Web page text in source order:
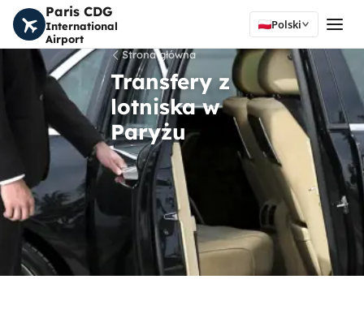
Paris CDG
International
Airport
Polski
Strona główna
Transfery z
lotniska w
Paryżu